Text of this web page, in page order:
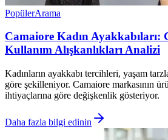
PopülerArama
Camaiore Kadın Ayakkabıları:
Kullanım Alışkanlıkları Analizi
Kadınların ayakkabı tercihleri, yaşam
göre şekilleniyor. Camaiore markasının
ihtiyaçlarına göre değişkenlik gösteriyor.
Daha fazla bilgi edinin